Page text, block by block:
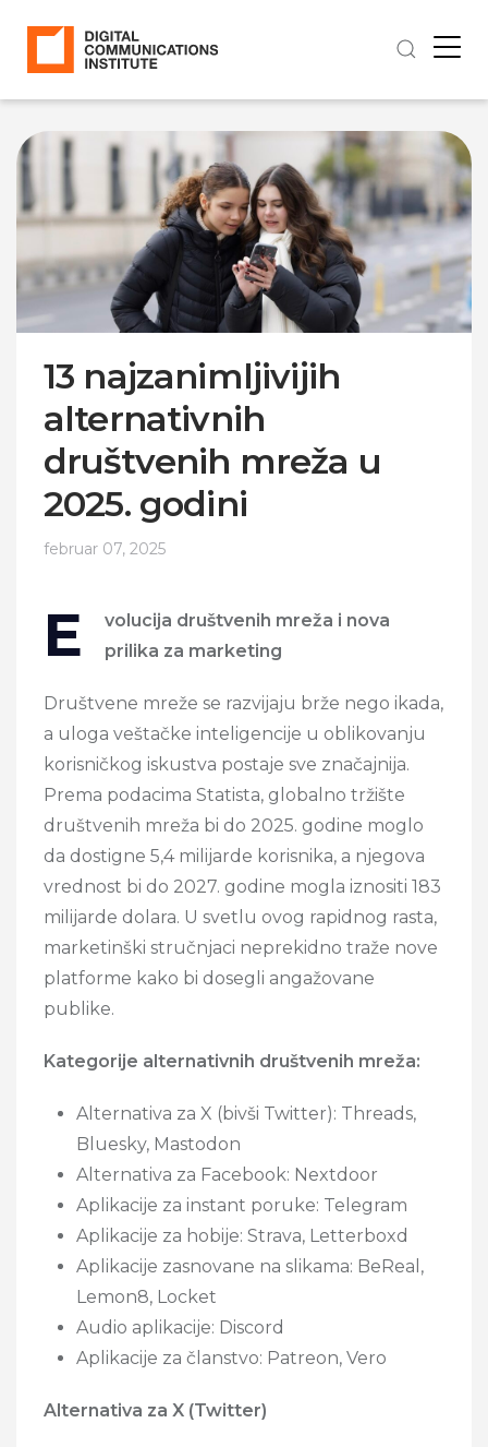
13 najzanimljivijih
alternativnih
društvenih mreža u
2025. godini
februar 07, 2025
E
volucija društvenih mreža i nova
prilika za marketing
Društvene mreže se razvijaju brže nego ikada,
a uloga veštačke inteligencije u oblikovanju
korisničkog iskustva postaje sve značajnija.
Prema podacima Statista, globalno tržište
društvenih mreža bi do 2025. godine moglo
da dostigne 5,4 milijarde korisnika, a njegova
vrednost bi do 2027. godine mogla iznositi 183
milijarde dolara. U svetlu ovog rapidnog rasta,
marketinški stručnjaci neprekidno traže nove
platforme kako bi dosegli angažovane
publike.
Kategorije alternativnih društvenih mreža:
Alternativa za X (bivši Twitter): Threads,
Bluesky, Mastodon
Alternativa za Facebook: Nextdoor
Aplikacije za instant poruke: Telegram
Aplikacije za hobije: Strava, Letterboxd
Aplikacije zasnovane na slikama: BeReal,
Lemon8, Locket
Audio aplikacije: Discord
Aplikacije za članstvo: Patreon, Vero
Alternativa za X (Twitter)